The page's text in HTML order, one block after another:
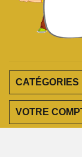
CATÉGORIES
VOTRE